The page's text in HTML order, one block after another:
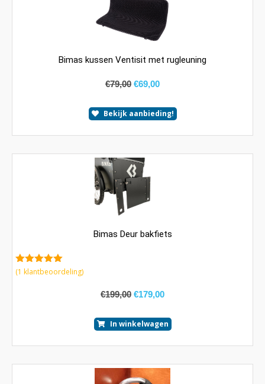
Bimas kussen Ventisit met rugleuning
€79,00 €69,00
Bekijk aanbieding!
Bimas Deur bakfiets
5.00van 5
(1 klantbeoordeling)
€199,00 €179,00
In winkelwagen